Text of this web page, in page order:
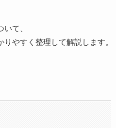
いて、
やすく整理して解説します。